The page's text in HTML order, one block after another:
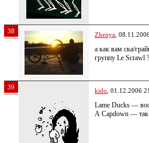
38 Zhenya ,
а как вам ска/
группу Le Scrawl ?
39 kido , 01.12.2006
Lame Ducks —
А Capdown — так